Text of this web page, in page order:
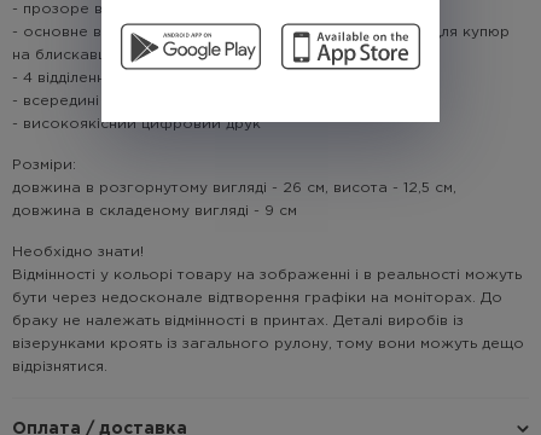
- прозоре відділення для карток / документів
- основне відділення для купюр і додаткове відділення для купюр
на блискавці
- 4 відділення для карток
- всередині кишеня для дрібниць на блискавці
- високоякісний цифровий друк
Розміри:
довжина в розгорнутому вигляді - 26 см, висота - 12,5 см,
довжина в складеному вигляді - 9 см
Необхідно знати!
Відмінності у кольорі товару на зображенні і в реальності можуть
бути через недосконале відтворення графіки на моніторах. До
браку не належать відмінності в принтах. Деталі виробів із
візерунками кроять із загального рулону, тому вони можуть дещо
відрізнятися.
Оплата / доставка